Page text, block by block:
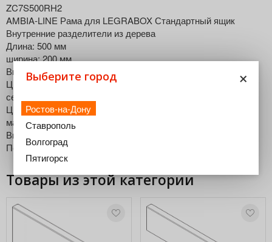
ZC7S500RH2
AMBIA-LINE Рама для LEGRABOX Стандартный ящик
Внутренние разделители из дерева
Длина: 500 мм
ширина: 200 мм
Высота: 49.9 мм
Цвет / Поверхность: Дуб "Небраска" серый ST10/ Орион
серый
Цвет пластмассовой (-ых) детали (-ей): Орион серый,
матовый
Вид: закрытый снизу
Перечень артикулов: 1 рамка и 1 поперечный разделитель
Товары из этой категории
×
Выберите город
Ростов-на-Дону
Ставрополь
Волгоград
Пятигорск